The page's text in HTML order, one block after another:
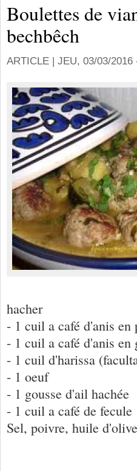
Boulettes de
bechbêch
ARTICLE | JEU, 03/03/2016
hacher
- 1 cuil a café d'anis en
- 1 cuil a café d'anis en
- 1 cuil d'harissa
- 1 oeuf
- 1 gousse d'ail hachée
- 1 cuil a café de fecule
Sel, poivre, huile d'olive